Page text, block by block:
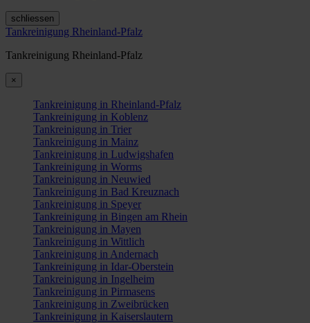
schliessen
Tankreinigung Rheinland-Pfalz
Tankreinigung Rheinland-Pfalz
×
Tankreinigung in Rheinland-Pfalz
Tankreinigung in Koblenz
Tankreinigung in Trier
Tankreinigung in Mainz
Tankreinigung in Ludwigshafen
Tankreinigung in Worms
Tankreinigung in Neuwied
Tankreinigung in Bad Kreuznach
Tankreinigung in Speyer
Tankreinigung in Bingen am Rhein
Tankreinigung in Mayen
Tankreinigung in Wittlich
Tankreinigung in Andernach
Tankreinigung in Idar-Oberstein
Tankreinigung in Ingelheim
Tankreinigung in Pirmasens
Tankreinigung in Zweibrücken
Tankreinigung in Kaiserslautern